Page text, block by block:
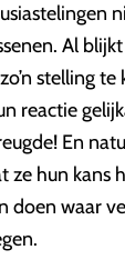
Al
stelling
reactie
En
ze hun kans
doen waar